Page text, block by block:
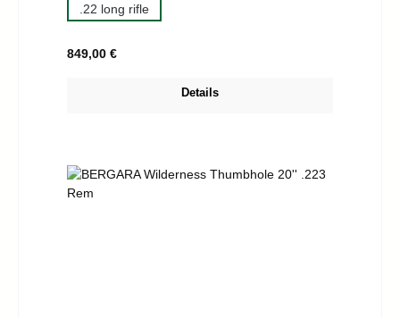
.22 long rifle
Regulärer Preis:
849,00 €
Details